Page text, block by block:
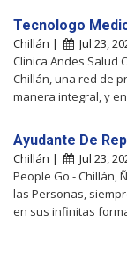
Tecnologo
Chillán | Jul 23,
Clinica Andes Salud
Chillán, una red de
manera integral, y
Ayudante De
Chillán | Jul 23,
People Go - Chillán,
las Personas,
en sus infinitas